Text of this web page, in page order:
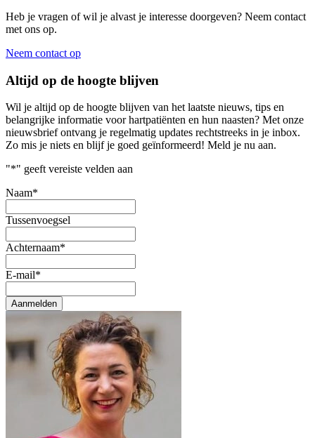
Heb je vragen of wil je alvast je interesse doorgeven? Neem contact
met ons op.
Neem contact op
Altijd op de hoogte blijven
Wil je altijd op de hoogte blijven van het laatste nieuws, tips en
belangrijke informatie voor hartpatiënten en hun naasten? Met onze
nieuwsbrief ontvang je regelmatig updates rechtstreeks in je inbox.
Zo mis je niets en blijf je goed geïnformeerd! Meld je nu aan.
"*" geeft vereiste velden aan
Naam*
Tussenvoegsel
Achternaam*
E-mail*
Aanmelden